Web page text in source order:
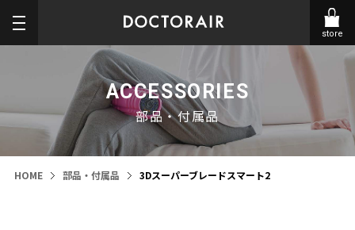
store
ACCESSORIES
部品・付属品
HOME 部品・付属品 3Dスーパーブレードスマート2